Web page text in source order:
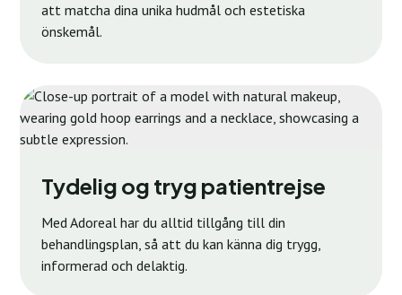
att matcha dina unika hudmål och estetiska
önskemål.
Tydelig og tryg patientrejse
Med Adoreal har du alltid tillgång till din
behandlingsplan, så att du kan känna dig trygg,
informerad och delaktig.